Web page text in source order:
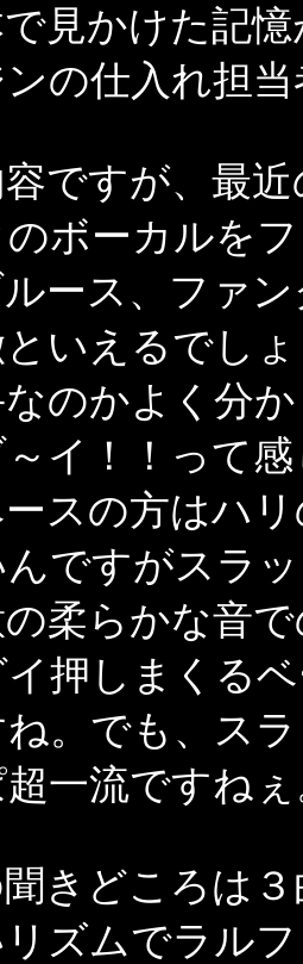
見かけた記
の仕入れ担
ですが、最近
ボーカルを
ルース、ファ
いえるでし
のかよく分
イ！！って
スの方はハ
ですがスラ
柔らかな音
押しまくる
ね。でも、ス
一流ですね
きどころは３
ズムでラル